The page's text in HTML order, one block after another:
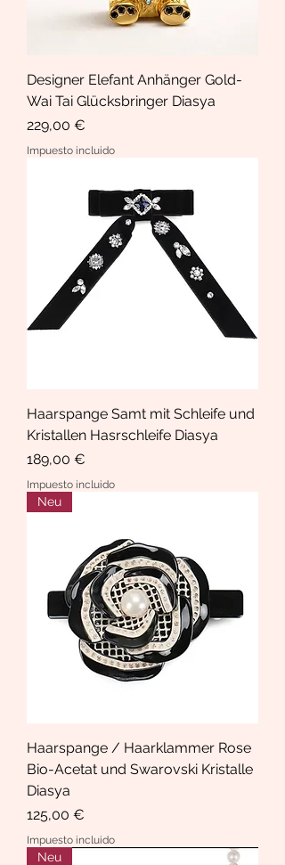
Designer Elefant Anhänger Gold-
Wai Tai Glücksbringer Diasya
Precio
229,00 €
Impuesto incluido
Haarspange Samt mit Schleife und
Kristallen Hasrschleife Diasya
Precio
189,00 €
Impuesto incluido
Neu
Haarspange / Haarklammer Rose
Bio-Acetat und Swarovski Kristalle
Diasya
Precio
125,00 €
Impuesto incluido
Neu